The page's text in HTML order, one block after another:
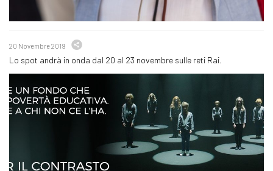
20 Novembre 2019
Lo spot andrà in onda dal 20 al 23 novembre sulle reti Rai.